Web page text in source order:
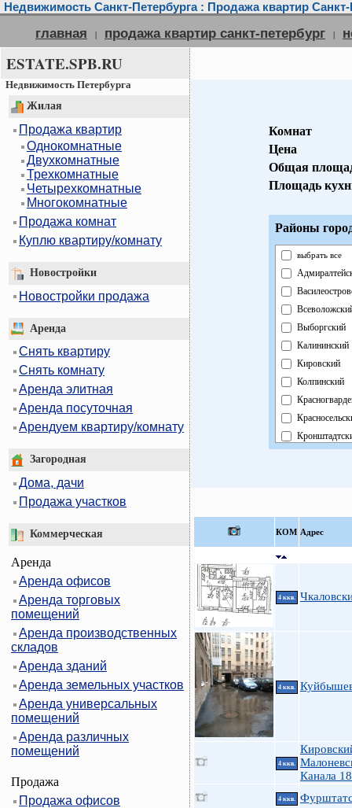
Недвижимость Санкт-Петербурга : Продажа квартир Санкт-
главная | продажа квартир санкт-петербург |
ESTATE.SPB.RU
Недвижимость Петербурга
Жилая
Продажа квартир
Однокомнатные
Двухкомнатные
Трехкомнатные
Четырехкомнатные
Многокомнатные
Продажа комнат
Куплю квартиру/комнату
Новостройки
Новостройки продажа
Аренда
Снять квартиру
Снять комнату
Аренда элитная
Аренда посуточная
Арендуем квартиру/комнату
Загородная
Дома, дачи
Продажа участков
Коммерческая
Аренда
Аренда офисов
Аренда торговых
помещений
Аренда производственных
складов
Аренда зданий
Аренда земельных участков
Аренда универсальных
помещений
Аренда различных
помещений
Продажа
Продажа офисов
Комнат
Цена
Общая
Площадь
Районы
выбрать все
Выборгский
Калининский
Кировский
Колпинский
Павловский
Пушкинский
КOМ Адрес
4 ккв.
4 ккв.
4 ккв.
Канала 18
4 ккв.